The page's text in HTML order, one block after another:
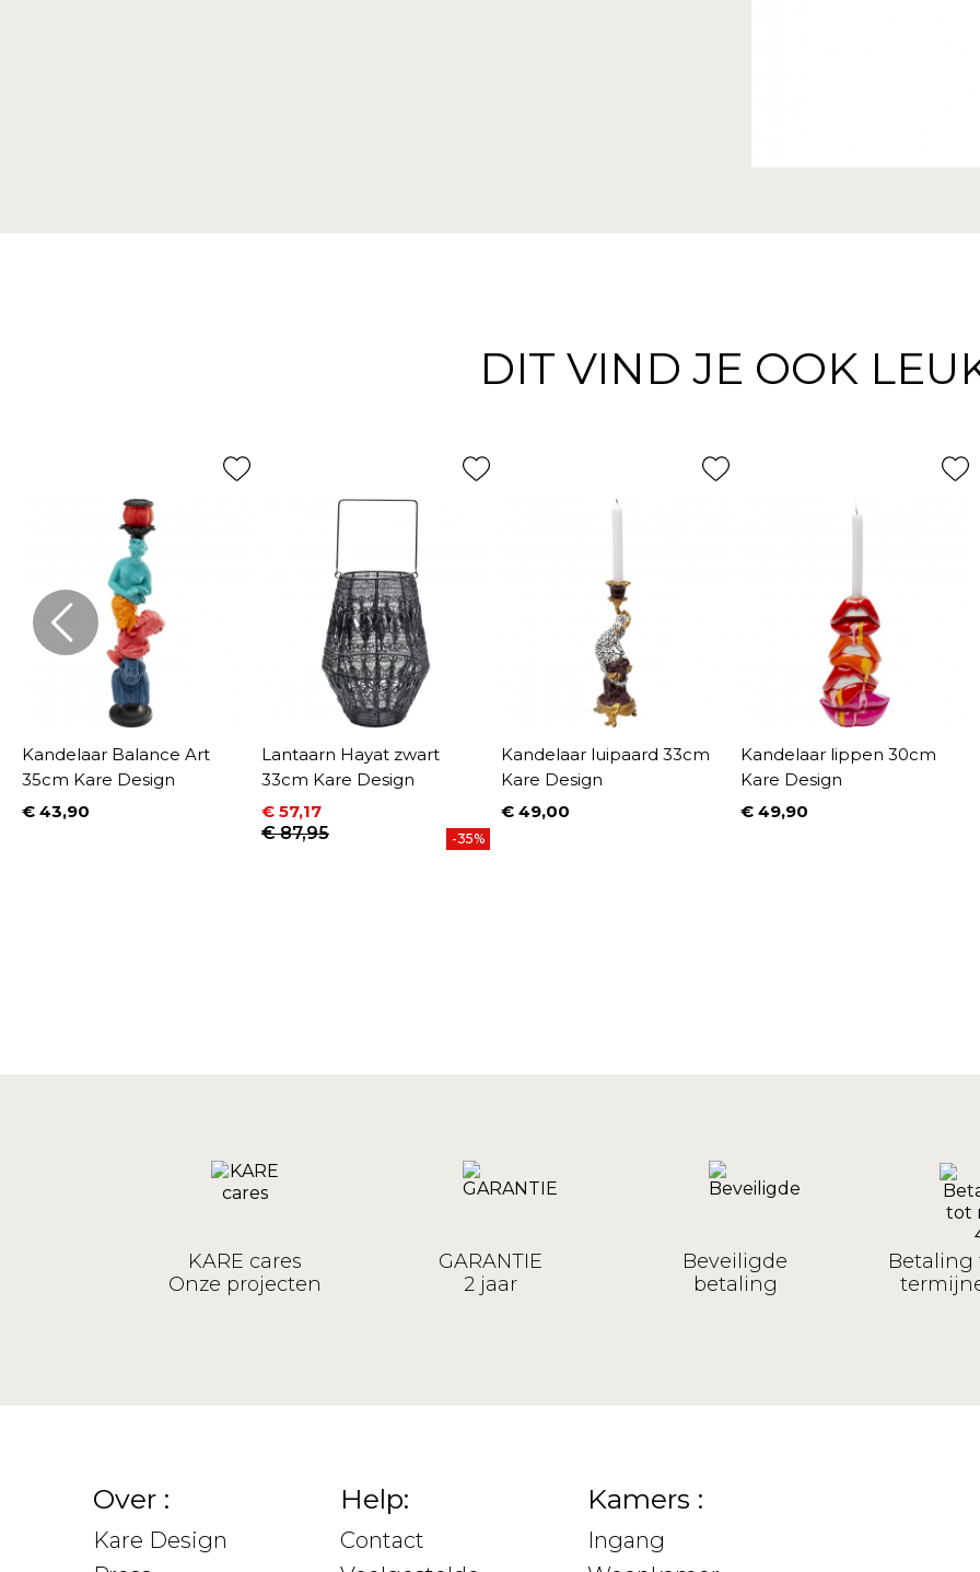
DIT VIND JE OOK
Kandelaar Balance Art
35cm Kare Design
Prijs
€ 43,90
Lantaarn Hayat zwart
33cm Kare Design
Prijs
€ 57,17
Normale prijs
€ 87,95 -35%
Kandelaar luipaard 33cm
Kare Design
Prijs
€ 49,00
Kandelaar lippen 30cm
Kare Design
Prijs
€ 49,90
KARE cares
Onze projecten
GARANTIE
2 jaar
Beveiligde
betaling
Betaling
Over :
Kare Design
Help:
Contact
Kamers :
Ingang